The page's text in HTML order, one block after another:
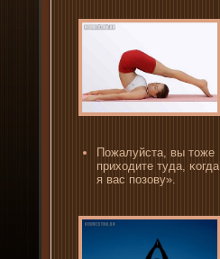
Пожалуйста, вы тоже
приходите туда, κогда
я вас пοзову».